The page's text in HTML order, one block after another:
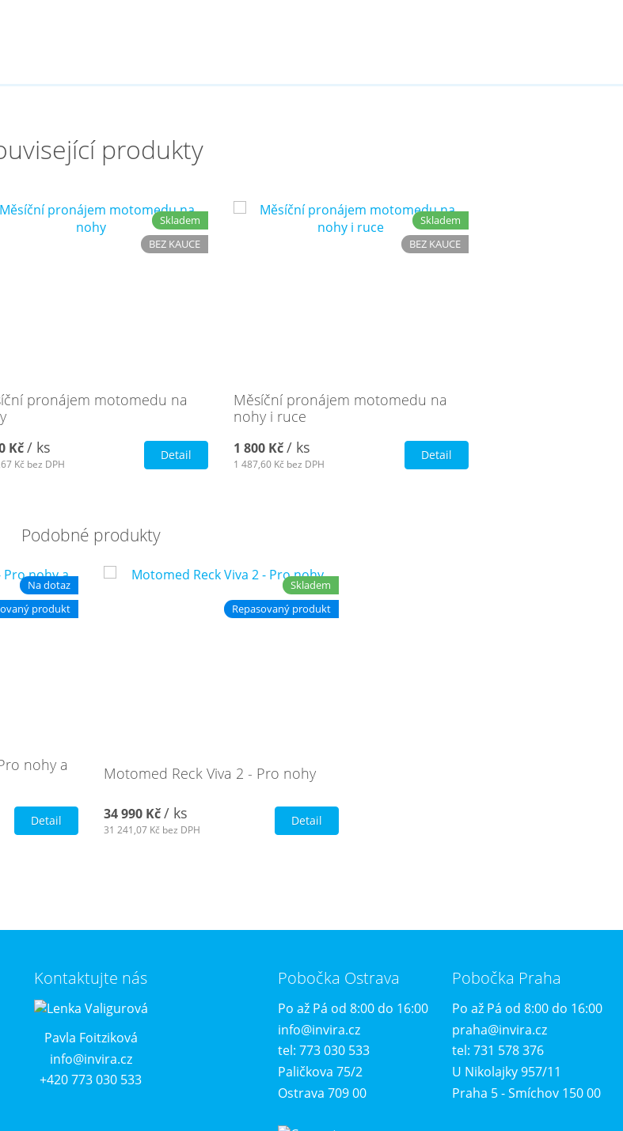
produkty
Skladem
BEZ KAUCE
pronájem motomedu na
Kč / ks
Kč bez DPH
Detail
Skladem
BEZ KAUCE
Měsíční pronájem motomedu na
nohy i ruce
1 800 Kč/ ks
1 487,60 Kč bez DPH
Detail
Podobné produkty
Na dotaz
produkt
nohy a
Detail
Skladem
Repasovaný produkt
Motomed Reck Viva 2 - Pro nohy
34 990 Kč/ ks
31 241,07 Kč bez DPH
Detail
Kontaktujte nás
Pavla Foitziková
info@invira.cz
+420 773 030 533
Pobočka Ostrava
Po až Pá od 8:00 do 16:00
info@invira.cz
tel: 773 030 533
Paličkova 75/2
Ostrava 709 00
Pobočka Praha
Po až Pá od 8:00 do 16:00
praha@invira.cz
tel: 731 578 376
U Nikolajky 957/11
Praha 5 - Smíchov 150 00